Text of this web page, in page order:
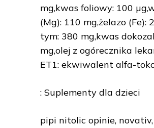
mg,kwas foliowy: 100
(Mg): 110 mg,żelazo (Fe):
tym: 380 mg,kwas
mg,olej z ogórecznika
ET1: ekwiwalent alfa-
: Suplementy dla dzieci
pipi nitolic opinie,